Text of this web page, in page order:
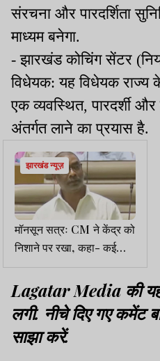
संरचना और पारदर्शिता
माध्यम बनेगा.
- झारखंड कोचिंग सेंटर
विधेयक: यह विधेयक राज्य
एक व्यवस्थित, पारदर्शी
अंतर्गत लाने का प्रयास है.
झारखंड न्यूज़
मॉनसून सत्रः CM ने केंद्र को
निशाने पर रखा, कहा- कई
संवैधानिक संस्थाएं इनकी जेब में
Lagatar Media की
लगी. नीचे दिए गए कमेंट
साझा करें.